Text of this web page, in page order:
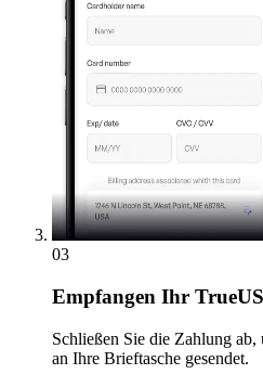
03
Empfangen Ihr
Schließen Sie die Zahlung
an Ihre Brieftasche gesendet.